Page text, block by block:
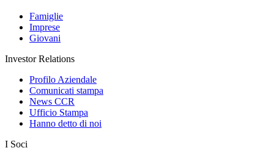
Famiglie
Imprese
Giovani
Investor Relations
Profilo Aziendale
Comunicati stampa
News CCR
Ufficio Stampa
Hanno detto di noi
I Soci